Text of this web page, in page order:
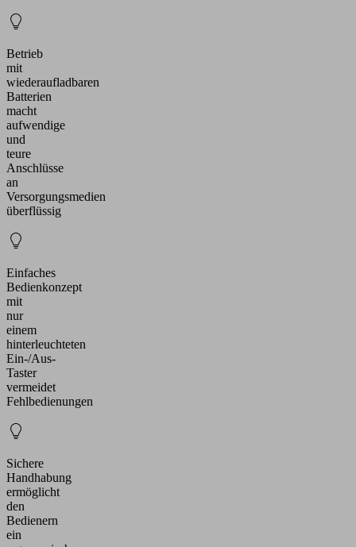
Betrieb
mit
wiederaufladbaren
Batterien
macht
aufwendige
und
teure
Anschlüsse
an
Versorgungsmedien
überflüssig
Einfaches
Bedienkonzept
mit
nur
einem
hinterleuchteten
Ein-/Aus-
Taster
vermeidet
Fehlbedienungen
Sichere
Handhabung
ermöglicht
den
Bedienern
ein